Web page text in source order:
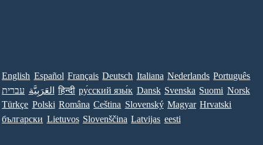
English Español Français Deutsch Italiana Nederlands Português
עברית العَرَبِيَّة हिन्दी ру́сский язы́к Dansk Svenska Suomi Norsk
Türkçe Polski Româna Ceština Slovenský Magyar Hrvatski
български Lietuvos Slovenščina Latvijas eesti